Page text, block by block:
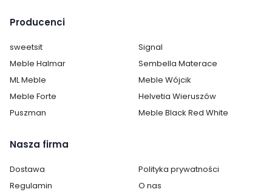
Producenci
sweetsit
Signal
Meble Halmar
Sembella Materace
ML Meble
Meble Wójcik
Meble Forte
Helvetia Wieruszów
Puszman
Meble Black Red White
Nasza firma
Dostawa
Polityka prywatności
Regulamin
O nas